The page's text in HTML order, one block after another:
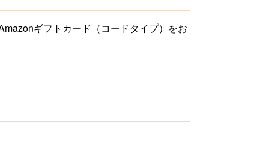
ギフトカード（コードタイプ）をお